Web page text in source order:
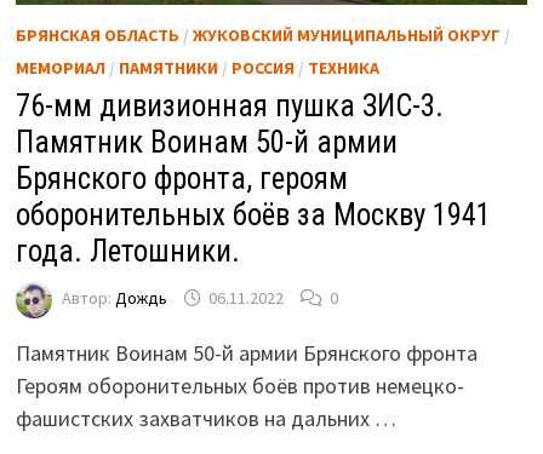
БРЯНСКАЯ ОБЛАСТЬ / ЖУКОВСКИЙ МУНИЦИПАЛЬНЫЙ ОКРУГ /
МЕМОРИАЛ/ ПАМЯТНИКИ/ РОССИЯ / ТЕХНИКА
76-мм дивизионная пушка ЗИС-3.
Памятник Воинам 50-й армии
Брянского фронта, героям
оборонительных боёв за Москву 1941
года. Летошники.
Автор: Дождь 06.11.2022 0
Памятник Воинам 50-й армии Брянского фронта
Героям оборонительных боёв против немецко-
фашистских захватчиков на дальних …